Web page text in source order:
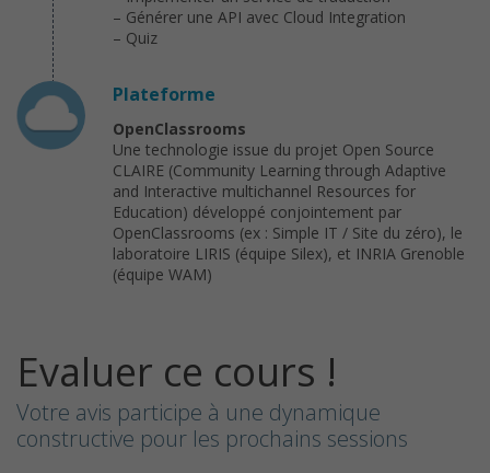
– Générer une API avec Cloud Integration
– Quiz
Plateforme
OpenClassrooms
Une technologie issue du projet Open Source
CLAIRE (Community Learning through Adaptive
and Interactive multichannel Resources for
Education) développé conjointement par
OpenClassrooms (ex : Simple IT / Site du zéro), le
laboratoire LIRIS (équipe Silex), et INRIA Grenoble
(équipe WAM)
Evaluer ce cours !
Votre avis participe à une dynamique
constructive pour les prochains sessions